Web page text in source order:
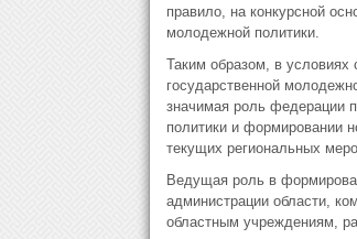
правило, на конкурсной
молодежной политики.
Таким образом, в условиях
государственной
значимая роль федерации
политики и формировании
текущих региональных
Ведущая роль в
администрации области,
областным учреждениям,